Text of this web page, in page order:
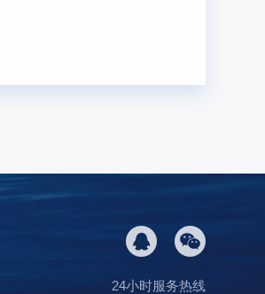
24小时服务热线